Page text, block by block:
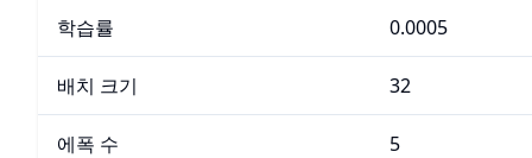
학습률 0.0005
배치 크기 32
에폭 수 5